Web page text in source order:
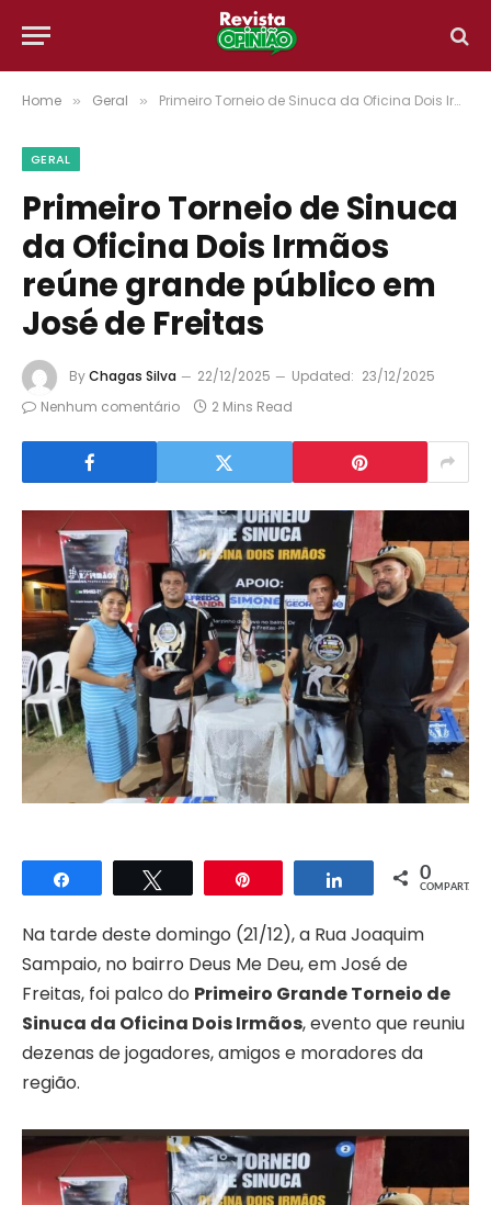
Home » Geral » Primeiro Torneio de Sinuca da Oficina Dois Irmãos reúne grande público em José de Freitas
GERAL
Primeiro Torneio de Sinuca
da Oficina Dois Irmãos
reúne grande público em
José de Freitas
ByChagas Silva 22/12/2025 Updated: 23/12/2025
Nenhum comentário
2 Mins Read
Compartilhar Compartilhar
0
COMPART.
Na tarde deste domingo (21/12), a Rua Joaquim
Sampaio, no bairro Deus Me Deu, em José de
Freitas, foi palco do Primeiro Grande Torneio de
Sinuca da Oficina Dois Irmãos, evento que reuniu
dezenas de jogadores, amigos e moradores da
região.